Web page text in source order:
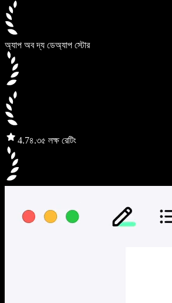
অ্যাপ অব দ্য ডেঅ্যাপ স্টোর
4.7৪.৩৫ লক্ষ রেটিং